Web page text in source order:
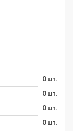
0шт.
0шт.
0шт.
0шт.